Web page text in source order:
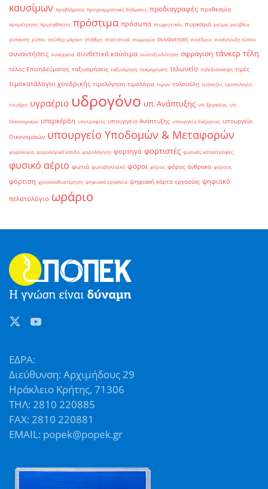
καυσίμων προβλήματα προγραμματικές δηλώσεις προδιαγραφές προθεσμία
προμέτρηση πρωταθλητές πρόστιμα πρόσωπα πτωχευτικός πυρκαγιά ρεύμα ρούβλια
ρύπανση ρύποι σούπερ μάρκετ στάθμη στατιστικά συμμορία συνάντηση συνέδριο συνέντευξη τύπου
συναντήσεις συνεργεία συνθετικά καύσιμα συνταξιοδότηση σφράγιση τάνκερ τέλη
τέλος Επιτηδεύματος ταξινομήσεις ταξινόμηση τεκμηρίωση τελωνείο τηλεδιάσκεψη τιμές
τιμοκατάλογοι χονδρικής τιμολόγηση τιμολόγιο τιμών τολουόλη τράπεζες τροπολογία
τσιγάρο υγραέριο υδρογόνο υπ. Ανάπτυξης υπ. Εργασίας υπ.
Οικονομικών υπερκέρδη υποτροφίες υπουργείο Ανάπτυξης υπουργείο Ενέργειας υπουργείο
Οικονομικών υπουργείο Υποδομών & Μεταφορών
φορολογία φορολογικά έσοδα φορολόγηση φορτηγά φορτιστές φυσικές καταστροφές
φυσικό αέριο φωτιά φωτοβολταϊκά φόροι φόρος φόρος άνθρακα φόρους
φόρτιση χρονοκαθυστέρηση ψηφιακά εργαλεία ψηφιακή κάρτα εργασίας ψηφιακό
πελατολόγιο ωράριο
ΕΔΡΑ:
Διεύθυνση: Αρχιμήδους 29
Ηράκλειο Κρήτης, 71306
ΤΗΛ: 2810 220885
FAX: 2810 220881
EMAIL: popek@popek.gr